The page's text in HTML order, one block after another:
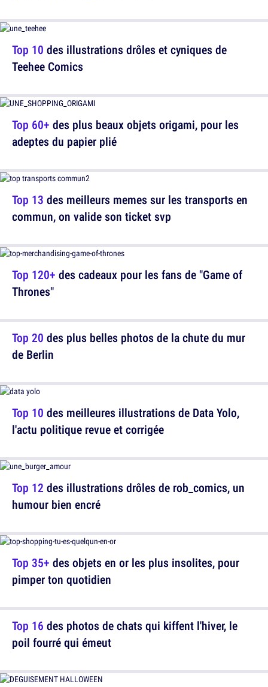
Top 60+ des plus beaux objets origami, pour les
adeptes du papier plié
Top 120+ des cadeaux pour les fans de "Game of
Thrones"
Top 10 des meilleures illustrations de Data Yolo,
l'actu politique revue et corrigée
Top 35+ des objets en or les plus insolites, pour
pimper ton quotidien
Top 10 des illustrations drôles et cyniques de
Teehee Comics
Top 13 des meilleurs memes sur les transports en
commun, on valide son ticket svp
Top 20 des plus belles photos de la chute du mur
de Berlin
Top 12 des illustrations drôles de rob_comics, un
humour bien encré
Top 16 des photos de chats qui kiffent l'hiver, le
poil fourré qui émeut